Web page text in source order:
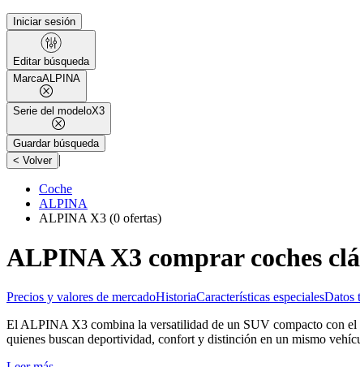
Iniciar sesión
Editar búsqueda
MarcaALPINA
Serie del modeloX3
Guardar búsqueda
< Volver |
Coche
ALPINA
ALPINA X3 (0 ofertas)
ALPINA X3 comprar coches
Precios y valores de mercadoHistoriaCaracterísticas especialesDatos
El ALPINA X3 combina la versatilidad de un SUV compacto con
quienes buscan deportividad, confort y distinción en un mismo